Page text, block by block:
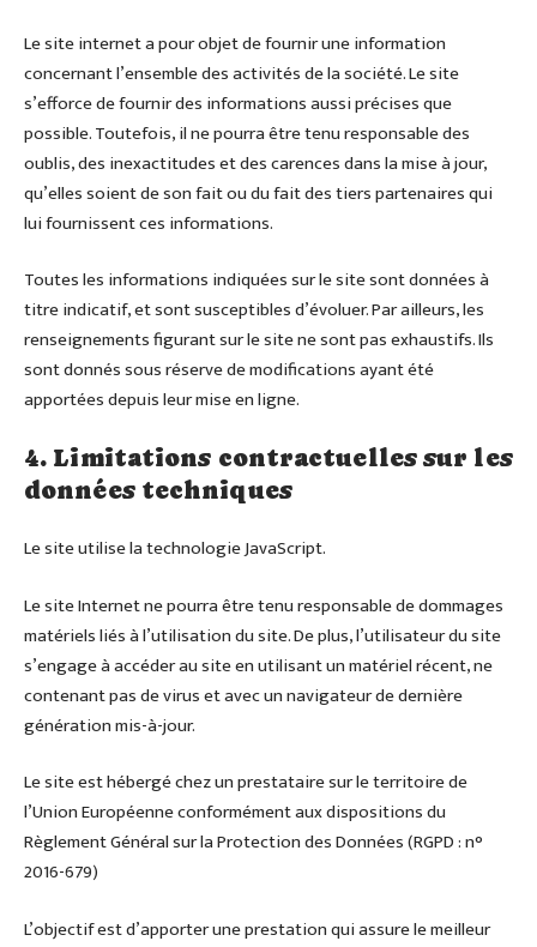
Le site internet a pour objet de fournir une information
concernant l’ensemble des activités de la société. Le site
s’efforce de fournir des informations aussi précises que
possible. Toutefois, il ne pourra être tenu responsable des
oublis, des inexactitudes et des carences dans la mise à jour,
qu’elles soient de son fait ou du fait des tiers partenaires qui
lui fournissent ces informations.
Toutes les informations indiquées sur le site sont données à
titre indicatif, et sont susceptibles d’évoluer. Par ailleurs, les
renseignements figurant sur le site ne sont pas exhaustifs. Ils
sont donnés sous réserve de modifications ayant été
apportées depuis leur mise en ligne.
4. Limitations contractuelles sur les
données techniques
Le site utilise la technologie JavaScript.
Le site Internet ne pourra être tenu responsable de dommages
matériels liés à l’utilisation du site. De plus, l’utilisateur du site
s’engage à accéder au site en utilisant un matériel récent, ne
contenant pas de virus et avec un navigateur de dernière
génération mis-à-jour.
Le site est hébergé chez un prestataire sur le territoire de
l’Union Européenne conformément aux dispositions du
Règlement Général sur la Protection des Données (RGPD : n°
2016-679)
L’objectif est d’apporter une prestation qui assure le meilleur